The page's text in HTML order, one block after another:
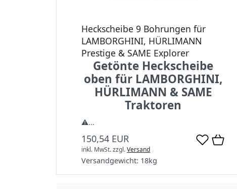
Heckscheibe 9 Bohrungen für
LAMBORGHINI, HÜRLIMANN
Prestige & SAME Explorer
Getönte Heckscheibe
oben für LAMBORGHINI,
HÜRLIMANN & SAME
Traktoren
⚠️...
150,54 EUR
inkl. MwSt.zzgl.Versand
Versandgewicht: 18kg